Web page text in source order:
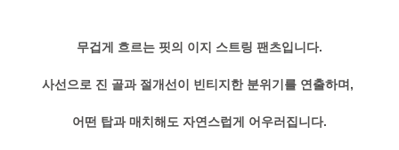
무겁게 흐르는 핏의 이지 스트링 팬츠입니다.
사선으로 진 골과 절개선이 빈티지한 분위기를 연출하며,
어떤 탑과 매치해도 자연스럽게 어우러집니다.